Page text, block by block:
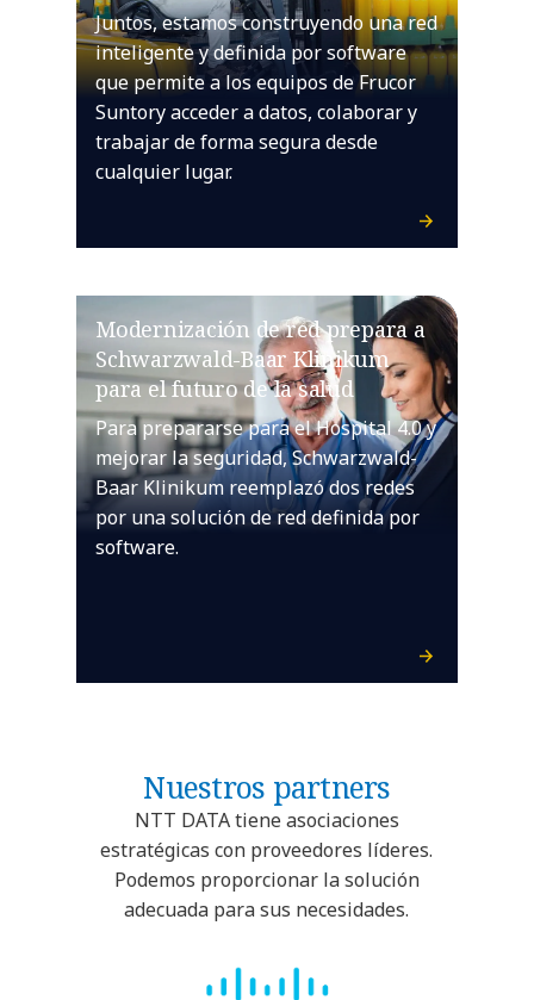
Juntos, estamos construyendo una red
inteligente y definida por software
que permite a los equipos de Frucor
Suntory acceder a datos, colaborar y
trabajar de forma segura desde
cualquier lugar.
Modernización de red prepara a
Schwarzwald-Baar Klinikum
para el futuro de la salud
Para prepararse para el Hospital 4.0 y
mejorar la seguridad, Schwarzwald-
Baar Klinikum reemplazó dos redes
por una solución de red definida por
software.
Nuestros partners
NTT DATA tiene asociaciones
estratégicas con proveedores líderes.
Podemos proporcionar la solución
adecuada para sus necesidades.